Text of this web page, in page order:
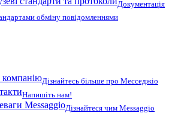
Документація
обміну повідомленнями
Дізнайтесь більше про Месседжіо
Напишіть нам!
MessaggioДізнайтеся чим Messaggio